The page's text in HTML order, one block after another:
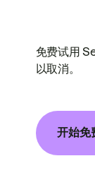
免费试用
以取消。
开始免